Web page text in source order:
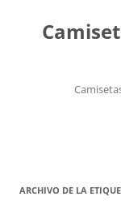
ARCHIVO DE LA